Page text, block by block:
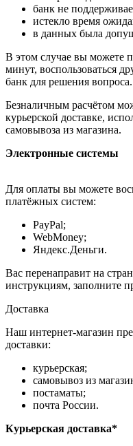
банк не
истекло время
в данных была
В этом случае вы можете
минут, воспользоваться
банк для решения вопроса.
Безналичным расчётом
курьерской доставке,
самовывоза из магазина.
Электронные системы
Для оплаты вы можете
платёжных систем:
PayPal;
WebMoney;
Яндекс.Деньги.
Вас перенаправит на
инструкциям, заполните
Доставка
Наш интернет-магазин
доставки:
курьерская;
самовывоз из
постаматы;
почта России.
Курьерская доставка*